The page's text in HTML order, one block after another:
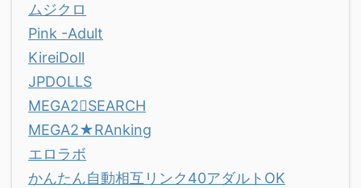
ムジクロ
Pink -Adult
KireiDoll
JPDOLLS
MEGA2SEARCH
MEGA2★RAnking
エロラボ
かんたん自動相互リンク40アダルトOK